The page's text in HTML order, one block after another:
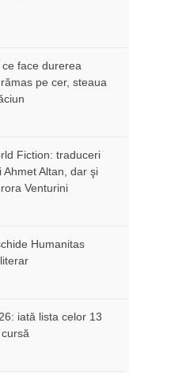
face durerea
pe cer, steaua
Fiction: traduceri
Ahmet Altan, dar şi
Venturini
Humanitas
iată lista celor 13